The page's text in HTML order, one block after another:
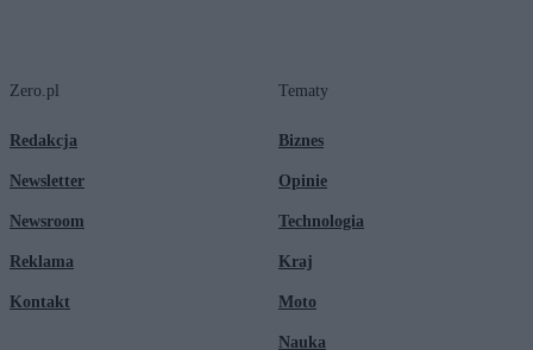
Zero.pl
Redakcja
Newsletter
Newsroom
Reklama
Kontakt
Tematy
Biznes
Opinie
Technologia
Kraj
Moto
Nauka